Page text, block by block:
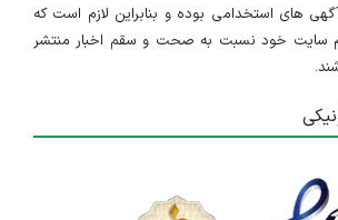
های استخدامی بوده و بنابراین لازم است که
سایت خود نسبت به صحت و سقم اخبار منتشر